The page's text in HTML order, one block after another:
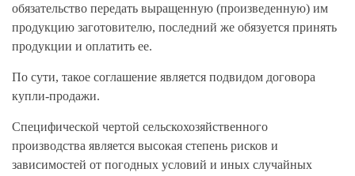
обязательство передать выращенную (произведенную) им
продукцию заготовителю, последний же обязуется принять
продукции и оплатить ее.
По сути, такое соглашение является подвидом договора
купли-продажи.
Специфической чертой сельскохозяйственного
производства является высокая степень рисков и
зависимостей от погодных условий и иных случайных